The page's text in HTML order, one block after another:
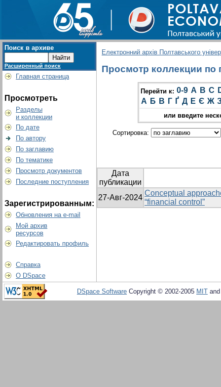
Поиск в архиве
Расширенный поиск
Главная страница
Просмотреть
Разделы
и коллекции
По дате
По автору
По заглавию
По тематике
Просмотр документов
Последние поступления
Зарегистрированным:
Обновления на e-mail
Мой архив
ресурсов
Редактировать профиль
Справка
О DSpace
Електронний архів Полтавського
Просмотр коллекции по
Перейти к: 0-9 A B C
А Б В Г Ґ Д Е Є Ж
или введите
Сортировка:
Дата
публикации
27-Авг-2024
Conceptual
“financial control”
DSpace Software Copyright © 2002-2005 MIT